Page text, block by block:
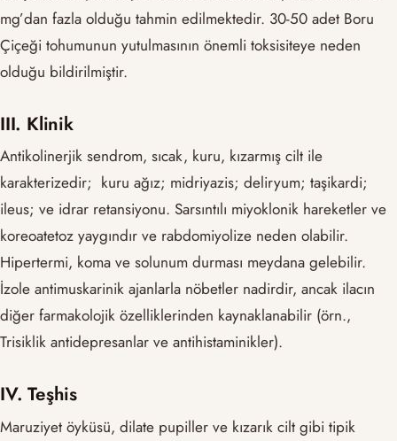
mg’dan fazla olduğu tahmin edilmektedir. 30-50 adet Boru
Çiçeği tohumunun yutulmasının önemli toksisiteye neden
olduğu bildirilmiştir.
III. Klinik
Antikolinerjik sendrom, sıcak, kuru, kızarmış cilt ile
karakterizedir; kuru ağız; midriyazis; deliryum; taşikardi;
ileus; ve idrar retansiyonu. Sarsıntılı miyoklonik hareketler ve
koreoatetoz yaygındır ve rabdomiyolize neden olabilir.
Hipertermi, koma ve solunum durması meydana gelebilir.
İzole antimuskarinik ajanlarla nöbetler nadirdir, ancak ilacın
diğer farmakolojik özelliklerinden kaynaklanabilir (örn.,
Trisiklik antidepresanlar ve antihistaminikler).
IV. Teşhis
Maruziyet öyküsü, dilate pupiller ve kızarık cilt gibi tipik